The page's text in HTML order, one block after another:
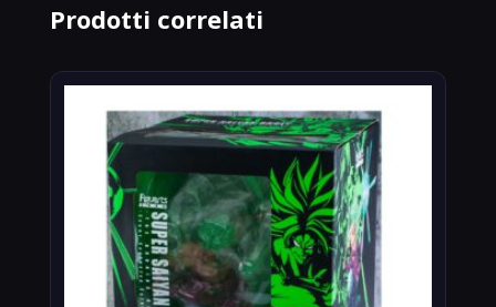
Prodotti correlati